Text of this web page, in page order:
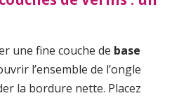
une fine couche de base
l’ensemble de l’ongle
la bordure nette. Placez